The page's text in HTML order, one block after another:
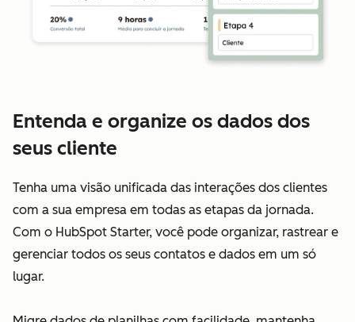
Entenda e organize os dados dos
seus cliente
Tenha uma visão unificada das interações dos clientes
com a sua empresa em todas as etapas da jornada.
Com o HubSpot Starter, você pode organizar, rastrear e
gerenciar todos os seus contatos e dados em um só
lugar.